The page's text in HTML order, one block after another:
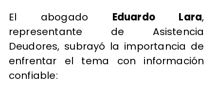
El abogado Eduardo Lara,
representante de Asistencia
Deudores, subrayó la importancia de
enfrentar el tema con información
confiable: